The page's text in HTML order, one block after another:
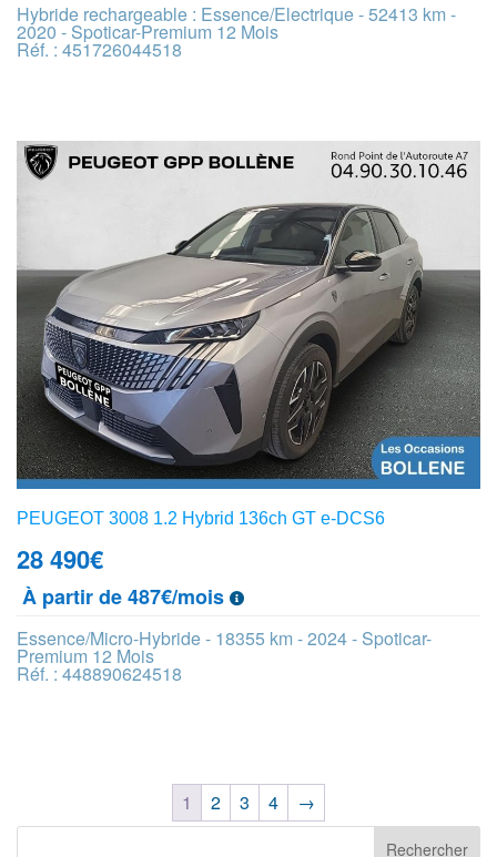
Hybride rechargeable : Essence/Electrique - 52413 km -
2020 - Spoticar-Premium 12 Mois
Réf. : 451726044518
PEUGEOT 3008 1.2 Hybrid 136ch GT e-DCS6
28 490€
À partir de 487€/mois
Essence/Micro-Hybride - 18355 km - 2024 - Spoticar-
Premium 12 Mois
Réf. : 448890624518
1 2 3 4 →